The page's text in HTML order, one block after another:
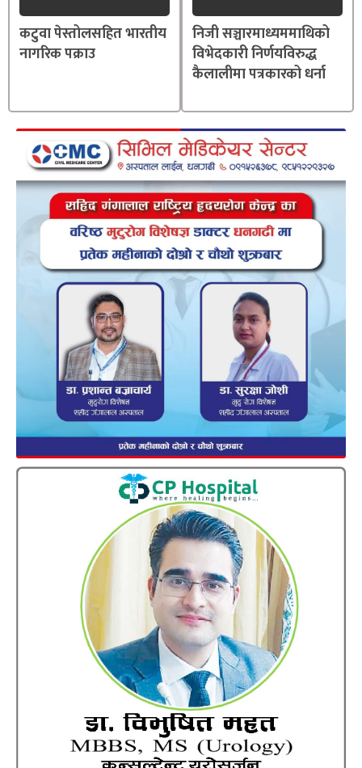
कटुवा पेस्तोलसहित भारतीय
नागरिक पक्राउ
निजी सञ्चारमाध्यममाथिको
विभेदकारी निर्णयविरुद्ध
कैलालीमा पत्रकारको धर्ना